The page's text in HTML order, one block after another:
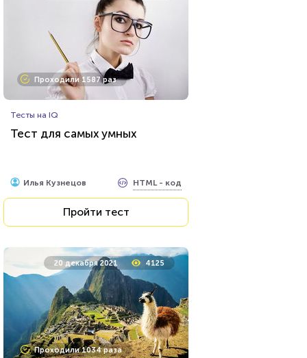
Проходили 1587 раз
Тесты на IQ
Тест для самых умных
Илья Кузнецов HTML - код
Пройти тест
20 декабря 2021 4125
Проходили 1034 раза